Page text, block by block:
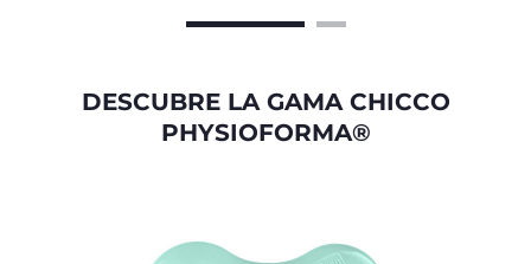
DESCUBRE LA GAMA CHICCO
PHYSIOFORMA®